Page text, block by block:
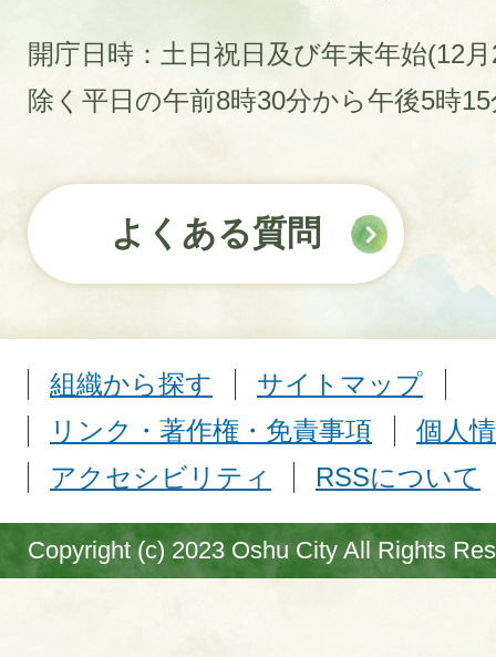
開庁日時：土日祝日及び年末年始(12
除く平日の午前8時30分から午後5時
よくある質問
組織から探す
サイトマップ
リンク・著作権・免責事項
個人
アクセシビリティ
RSSについて
Copyright (c) 2023 Oshu City All Rights